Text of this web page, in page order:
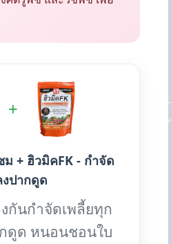
+
+ ฮิวมิคFK - กำจัด
ปากดูด
กันกำจัดเพลี้ยทุก
ดูด หนอนชอนใบ